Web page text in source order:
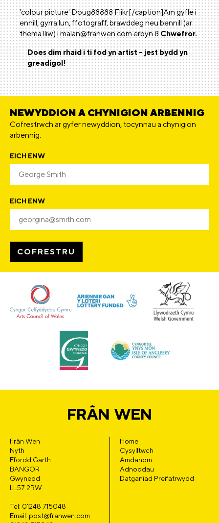
'colour picture' Doug88888 Flikr[/caption]Am gyfle i
ennill, gyrra lun, ffotograff, brawddeg neu bennill (ar
thema lliw) i malan@franwen.com erbyn 8Chwefror.
Does dim rhaid i ti fod yn artist - jest bydd yn
greadigol!
NEWYDDION A CHYNIGION ARBENNIG
Cofrestrwch ar gyfer newyddion, tocynnau a chynigion
arbennig.
EICH ENW
EICH ENW
Frân Wen
Nyth
Ffordd Garth
BANGOR
Gwynedd
LL57 2RW
Tel: 01248 715048
Email: post@franwen.com
Home
Cysylltwch
Amdanom
Adnoddau
Datganiad Preifatrwydd